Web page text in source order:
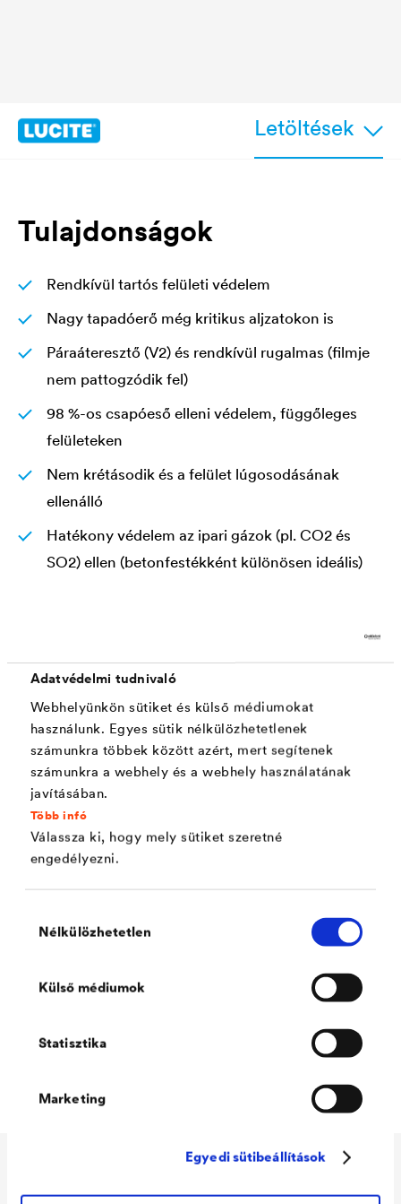
Adatvédelmi tudnivaló
Webhelyünkön sütiket és külső médiumokat
használunk. Egyes sütik nélkülözhetetlenek
számunkra többek között azért, mert segítenek
számunkra a webhely és a webhely használatának
javításában.
Több infó
Válassza ki, hogy mely sütiket szeretné
engedélyezni.
kiválasztása
Nélkülözhetetlen
Külső médiumok
Statisztika
Marketing
Egyedi sütibeállítások
Letöltések
Tulajdonságok
Rendkívül tartós felületi védelem
Nagy tapadóerő még kritikus aljzatokon is
Páraáteresztő (V2) és rendkívül rugalmas (filmje
nem pattogzódik fel)
98 %-os csapóeső elleni védelem, függőleges
felületeken
Nem krétásodik és a felület lúgosodásának
ellenálló
Hatékony védelem az ipari gázok (pl. CO2 és
SO2) ellen (betonfestékként különösen ideális)
Merkblatt 26 szerint)
Kapilláris hidrofób hatása miatt taszítja a
szennyeződést
Gyorsan szárad, könnyű felhordani és
Műszaki adatok